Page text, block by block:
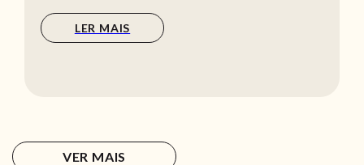
LER MAIS
VER MAIS